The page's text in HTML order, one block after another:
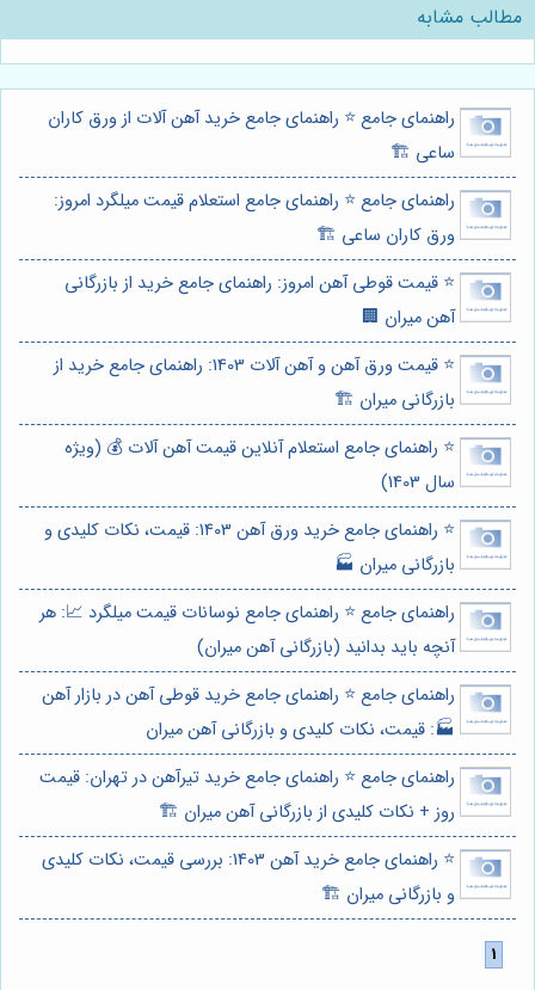
مطالب مشابه
راهنمای جامع ⭐️ راهنمای جامع خرید آهن آلات از ورق کاران
ساعی 🏗️
راهنمای جامع ⭐️ راهنمای جامع استعلام قیمت میلگرد امروز:
ورق کاران ساعی 🏗️
⭐️ قیمت قوطی آهن امروز: راهنمای جامع خرید از بازرگانی
آهن میران 🏢
⭐️ قیمت ورق آهن و آهن آلات 1403: راهنمای جامع خرید از
بازرگانی میران 🏗️
⭐️ راهنمای جامع استعلام آنلاین قیمت آهن آلات 💰 (ویژه
سال 1403)
⭐️ راهنمای جامع خرید ورق آهن 1403: قیمت، نکات کلیدی و
بازرگانی میران 🏭
راهنمای جامع ⭐️ راهنمای جامع نوسانات قیمت میلگرد 📈: هر
آنچه باید بدانید (بازرگانی آهن میران)
راهنمای جامع ⭐️ راهنمای جامع خرید قوطی آهن در بازار آهن
🏭: قیمت، نکات کلیدی و بازرگانی آهن میران
راهنمای جامع ⭐️ راهنمای جامع خرید تیرآهن در تهران: قیمت
روز + نکات کلیدی از بازرگانی آهن میران 🏗️
⭐️ راهنمای جامع خرید آهن 1403: بررسی قیمت، نکات کلیدی
و بازرگانی میران 🏗️